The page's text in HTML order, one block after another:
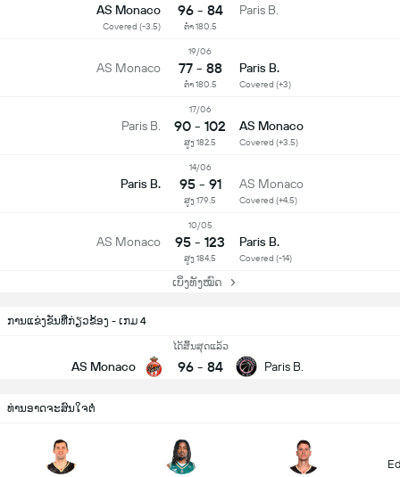
ການແຂ່ງຂັນທີ່ກ່ຽວຂ້ອງ - ເກມ 4
AS Monaco
ໄດ້ສິ້ນສຸດແລ້ວ
96 - 84 Paris B.
AS Monaco
Covered (-3.5)
96 - 84 Paris B.
ຕໍ່າ 180.5
AS Monaco
19/06
77 - 88 Paris B.
Covered (+3)
ຕໍ່າ 180.5
Paris B.
17/06
90 - 102 AS Monaco
Covered (+3.5)
ສູງ 182.5
Paris B.
14/06
95 - 91 AS Monaco
Covered (+4.5)
ສູງ 179.5
AS Monaco
10/05
95 - 123 Paris B.
Covered (-14)
ສູງ 184.5
ເບິ່ງທັງໝົດ
ທ່ານອາດຈະສົນໃຈຕໍ່